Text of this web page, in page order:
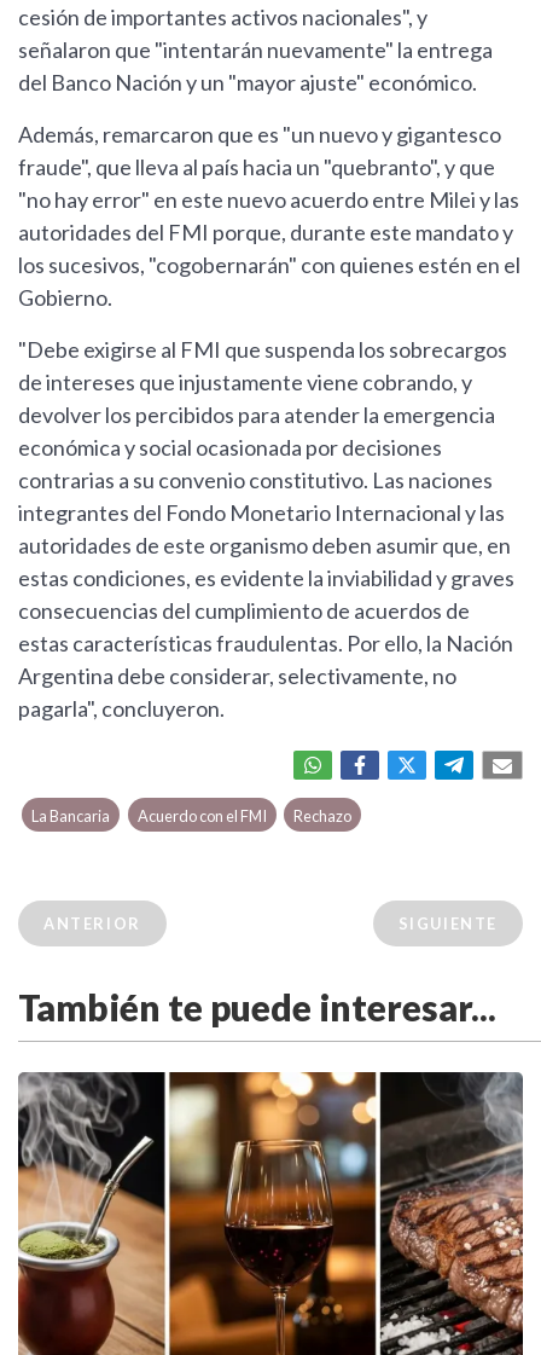
cesión de importantes activos nacionales", y
señalaron que "intentarán nuevamente" la entrega
del Banco Nación y un "mayor ajuste" económico.
Además, remarcaron que es "un nuevo y gigantesco
fraude", que lleva al país hacia un "quebranto", y que
"no hay error" en este nuevo acuerdo entre Milei y las
autoridades del FMI porque, durante este mandato y
los sucesivos, "cogobernarán" con quienes estén en el
Gobierno.
"Debe exigirse al FMI que suspenda los sobrecargos
de intereses que injustamente viene cobrando, y
devolver los percibidos para atender la emergencia
económica y social ocasionada por decisiones
contrarias a su convenio constitutivo. Las naciones
integrantes del Fondo Monetario Internacional y las
autoridades de este organismo deben asumir que, en
estas condiciones, es evidente la inviabilidad y graves
consecuencias del cumplimiento de acuerdos de
estas características fraudulentas. Por ello, la Nación
Argentina debe considerar, selectivamente, no
pagarla", concluyeron.
La Bancaria Acuerdo con el FMI Rechazo
ANTERIOR SIGUIENTE
También te puede interesar...